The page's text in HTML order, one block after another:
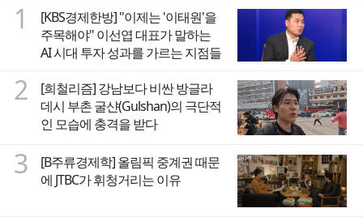
1
[KBS경제한방] "이제는 '이태원'을
주목해야" 이선엽 대표가 말하는
AI 시대 투자 성과를 가르는 지점들
2
[희철리즘] 강남보다 비싼 방글라
데시 부촌 굴샨(Gulshan)의 극단적
인 모습에 충격을 받다
3
[B주류경제학] 올림픽 중계권 때문
에 JTBC가 휘청거리는 이유